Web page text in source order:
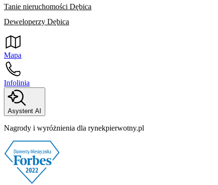
Tanie nieruchomości Dębica
Deweloperzy Dębica
Mapa
Infolinia
Asystent AI
Nagrody i wyróżnienia dla rynekpierwotny.pl